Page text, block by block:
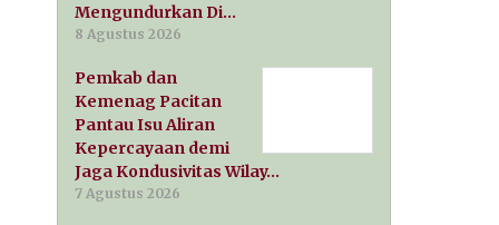
Mengundurkan Di…
8 Agustus 2026
Pemkab dan
Kemenag Pacitan
Pantau Isu Aliran
Kepercayaan demi
Jaga Kondusivitas Wilay…
7 Agustus 2026